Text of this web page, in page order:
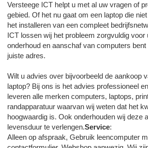
Versteege ICT helpt u met al uw vragen of
gebied. Of het nu gaat om een laptop die
het installeren van een compleet
ICT lossen wij het probleem zorgvuldig voor
onderhoud en aanschaf van computers bent
juiste adres.
Wilt u advies over bijvoorbeeld de aankoop
laptop? Bij ons is het advies professioneel
leveren alle merken computers, laptops,
randapparatuur waarvan wij weten dat het
hoogwaardig is. Ook onderhouden wij deze
levensduur te verlengen.Service:
Alleen op afspraak, Gebruik leencomputer